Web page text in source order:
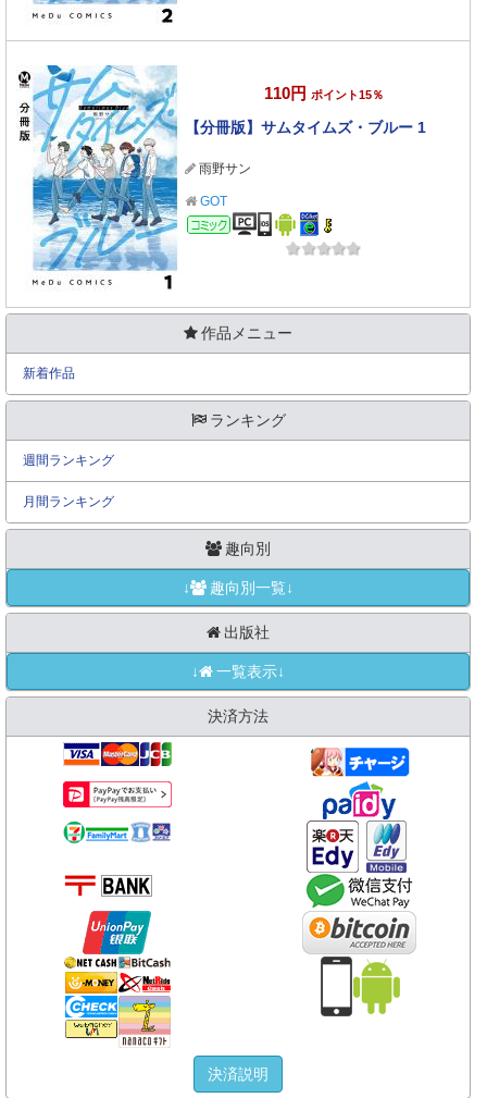
110円 ポイント15％
【分冊版】サムタイムズ・ブルー 1
雨野サン
GOT
コミック
作品メニュー
新着作品
ランキング
週間ランキング
月間ランキング
趣向別
↓ 趣向別一覧↓
出版社
↓ 一覧表示↓
決済方法
決済説明